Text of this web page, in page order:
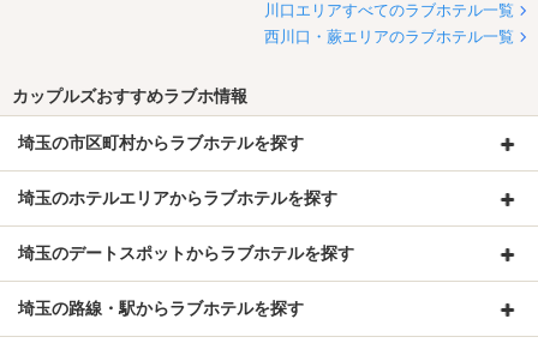
川口エリアすべてのラブホテル一覧
西川口・蕨エリアのラブホテル一覧
カップルズおすすめラブホ情報
埼玉の市区町村からラブホテルを探す
埼玉のホテルエリアからラブホテルを探す
埼玉のデートスポットからラブホテルを探す
埼玉の路線・駅からラブホテルを探す